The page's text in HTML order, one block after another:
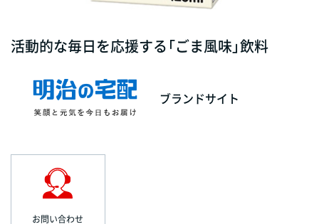
活動的な毎日を応援する「ごま風味」飲料
ブランドサイト
お問い合わせ